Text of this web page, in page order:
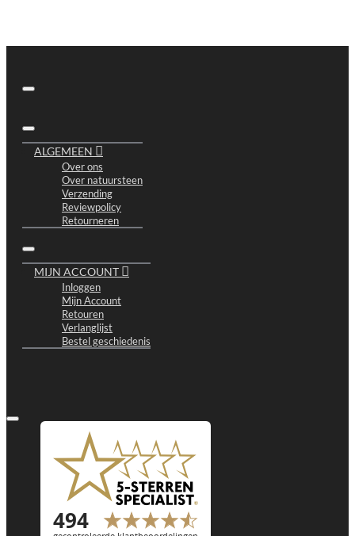
ALGEMEEN
Over ons
Over natuursteen
Verzending
Reviewpolicy
Retourneren
MIJN ACCOUNT
Inloggen
Mijn Account
Retouren
Verlanglijst
Bestel geschiedenis